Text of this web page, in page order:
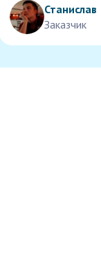
Станислав
Заказчик